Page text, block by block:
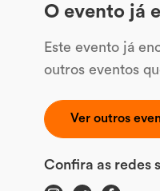
O evento já
Este evento já
outros eventos
Ver outros
Confira as redes